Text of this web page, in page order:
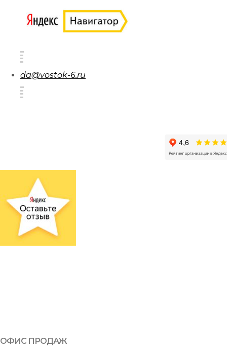
da@vostok-6.ru
ОФИС ПРОДАЖ